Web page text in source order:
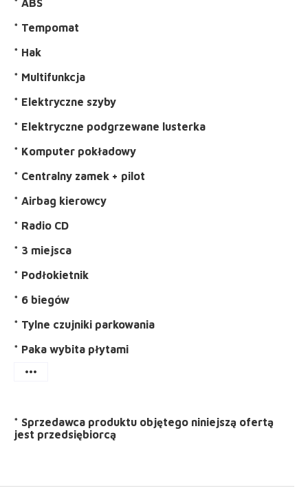
* ABS
* Tempomat
* Hak
* Multifunkcja
* Elektryczne szyby
* Elektryczne podgrzewane lusterka
* Komputer pokładowy
* Centralny zamek + pilot
* Airbag kierowcy
* Radio CD
* 3 miejsca
* Podłokietnik
* 6 biegów
* Tylne czujniki parkowania
* Paka wybita płytami
more_horiz
* Sprzedawca produktu objętego niniejszą ofertą
jest przedsiębiorcą